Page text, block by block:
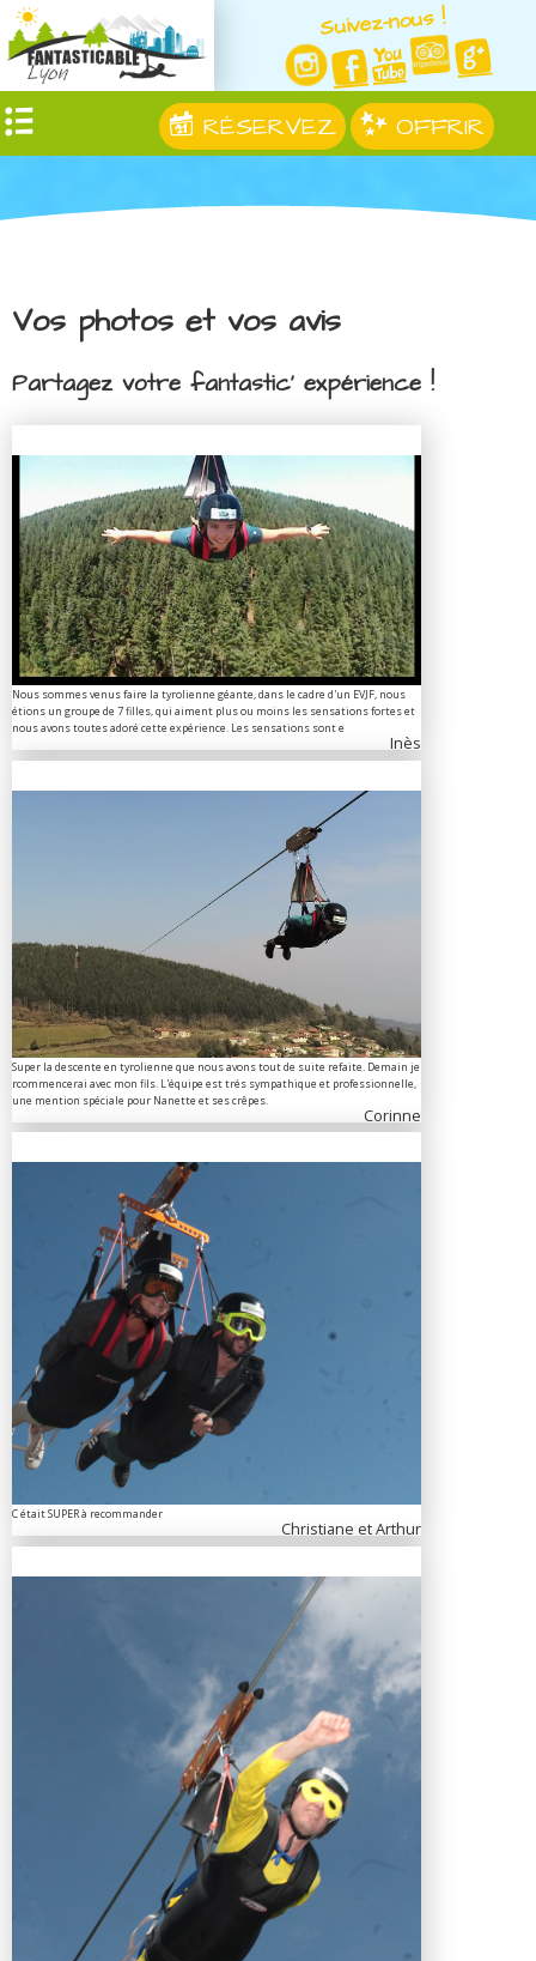
Suivez-nous !
RÉSERVEZ OFFRIR
Vos photos et vos avis
Partagez votre fantastic' expérience !
Nous sommes venus faire la tyrolienne géante, dans le cadre d'un EVJF, nous
étions un groupe de 7 filles, qui aiment plus ou moins les sensations fortes et
nous avons toutes adoré cette expérience. Les sensations sont e
Inès
Super la descente en tyrolienne que nous avons tout de suite refaite. Demain je
rcommencerai avec mon fils. L'équipe est trés sympathique et professionnelle,
une mention spéciale pour Nanette et ses crêpes.
Corinne
C était SUPER à recommander
Christiane et Arthur